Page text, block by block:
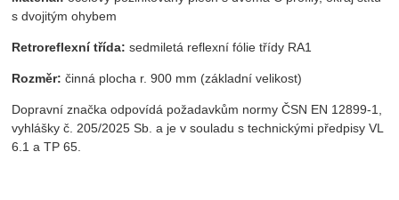
s dvojitým ohybem
Retroreflexní třída: sedmiletá reflexní fólie třídy RA1
Rozměr: činná plocha r. 900 mm (základní velikost)
Dopravní značka odpovídá požadavkům normy ČSN EN 12899-1,
vyhlášky č. 205/2025 Sb. a je v souladu s technickými předpisy VL
6.1 a TP 65.